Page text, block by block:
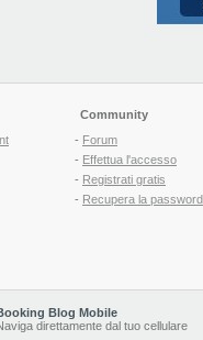
Community
- Forum
- Effettua l'accesso
- Registrati gratis
- Recupera la password
Blog Mobile
direttamente dal tuo cellulare